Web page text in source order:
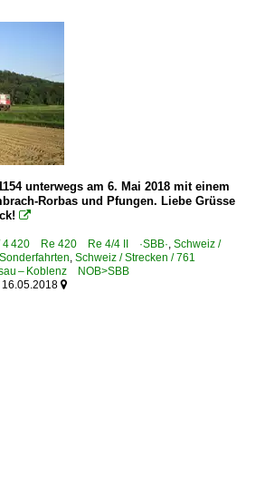
unterwegs am 6. Mai 2018 mit einem
Rorbas und Pfungen. Liebe Grüsse

/ 4 420 Re 420 Re 4/4 II ·SBB·, Schweiz /
, Schweiz / Strecken / 761
– Koblenz NOB>SBB
